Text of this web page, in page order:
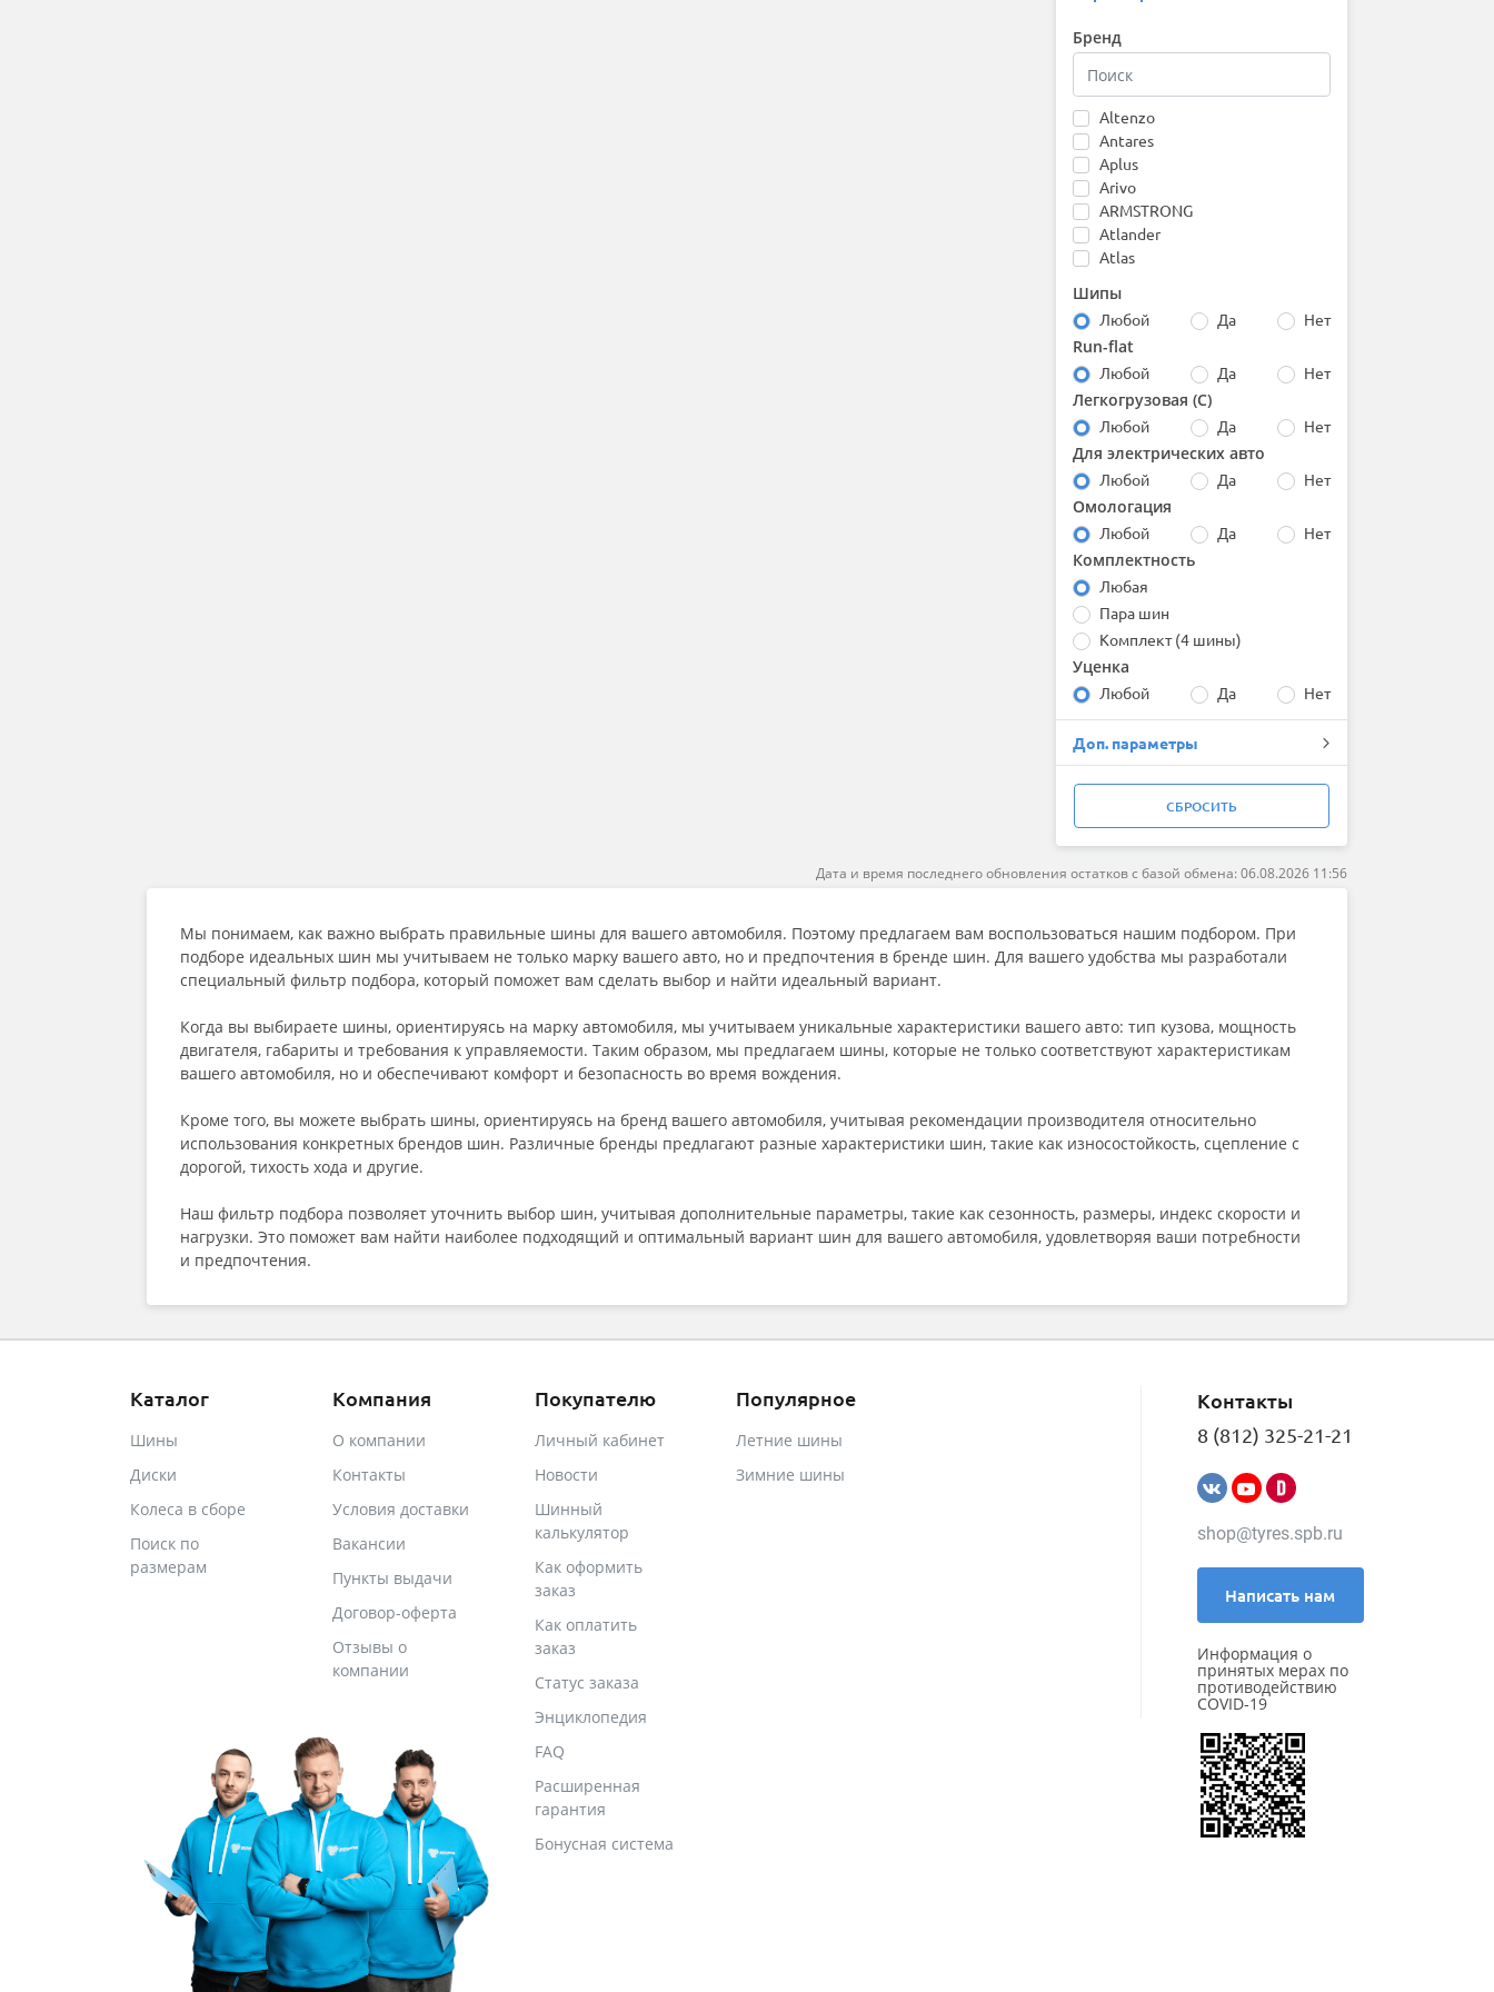
Бренд
Altenzo
Antares
Aplus
Arivo
ARMSTRONG
Atlander
Atlas
Austone
Autogreen
Barez
Bars
Barum
Bearway
BfGoodrich
Boto
Bridgestone
Centara
Comforser
Compasal
Continental
Contyre
Cordiant
Delinte
Double Coin
DoubleStar
Dunlop
Formula
Fortune
General (by Continental)
Gislaved
Goodyear
Greentrac
GT Radial
HABILEAD
HiFly
Шипы
Любой Да Нет
Run-flat
Любой Да Нет
Легкогрузовая (С)
Любой Да Нет
Для электрических авто
Любой Да Нет
Омологация
Любой Да Нет
Комплектность
Любая
Пара шин
Комплект (4 шины)
Уценка
Любой Да Нет
Доп. параметры
СБРОСИТЬ
Дата и время последнего обновления остатков с базой обмена: 06.08.2026 11:56
Мы понимаем, как важно выбрать правильные шины для вашего автомобиля. Поэтому предлагаем вам воспользоваться нашим подбором. При
подборе идеальных шин мы учитываем не только марку вашего авто, но и предпочтения в бренде шин. Для вашего удобства мы разработали
специальный фильтр подбора, который поможет вам сделать выбор и найти идеальный вариант.
Когда вы выбираете шины, ориентируясь на марку автомобиля, мы учитываем уникальные характеристики вашего авто: тип кузова, мощность
двигателя, габариты и требования к управляемости. Таким образом, мы предлагаем шины, которые не только соответствуют характеристикам
вашего автомобиля, но и обеспечивают комфорт и безопасность во время вождения.
Кроме того, вы можете выбрать шины, ориентируясь на бренд вашего автомобиля, учитывая рекомендации производителя относительно
использования конкретных брендов шин. Различные бренды предлагают разные характеристики шин, такие как износостойкость, сцепление с
дорогой, тихость хода и другие.
Наш фильтр подбора позволяет уточнить выбор шин, учитывая дополнительные параметры, такие как сезонность, размеры, индекс скорости и
нагрузки. Это поможет вам найти наиболее подходящий и оптимальный вариант шин для вашего автомобиля, удовлетворяя ваши потребности
и предпочтения.
Каталог
Шины
Диски
Колеса в сборе
Поиск по
размерам
Компания
О компании
Контакты
Условия доставки
Вакансии
Пункты выдачи
Договор-оферта
Отзывы о
компании
Покупателю
Личный кабинет
Новости
Шинный
калькулятор
Как оформить
заказ
Как оплатить
заказ
Статус заказа
Энциклопедия
FAQ
Расширенная
гарантия
Бонусная система
Популярное
Летние шины
Зимние шины
Контакты
8 (812) 325-21-21
shop@tyres.spb.ru
Написать нам
Информация о
принятых мерах по
противодействию
COVID-19